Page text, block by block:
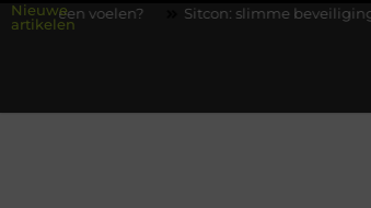
Nieuwe
artikelen
Sitcon: slimme beveiligingsoplossingen